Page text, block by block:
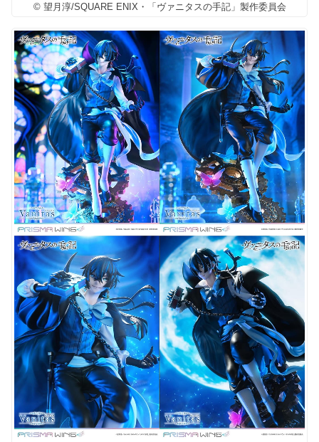
© 望月淳/SQUARE ENIX・「ヴァニタスの手記」製作委員会